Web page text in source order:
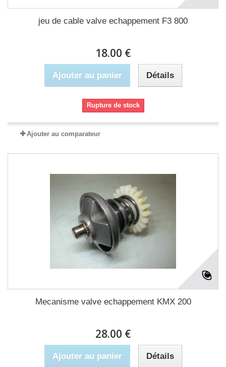
jeu de cable valve echappement F3 800
18.00 €
Ajouter au panier Détails
Rupture de stock
Ajouter au comparateur
Mecanisme valve echappement KMX 200
28.00 €
Ajouter au panier Détails